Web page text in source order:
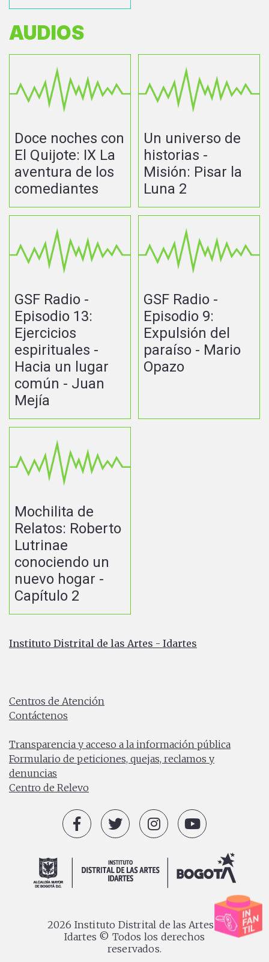
AUDIOS
Doce noches con
El Quijote: IX La
aventura de los
comediantes
Un universo de
historias -
Misión: Pisar la
Luna 2
GSF Radio -
Episodio 13:
Ejercicios
espirituales -
Hacia un lugar
común - Juan
Mejía
GSF Radio -
Episodio 9:
Expulsión del
paraíso - Mario
Opazo
Mochilita de
Relatos: Roberto
Lutrinae
conociendo un
nuevo hogar -
Capítulo 2
Instituto Distrital de las Artes - Idartes
Centros de Atención
Contáctenos
Transparencia y acceso a la información pública
Formulario de peticiones, quejas, reclamos y
denuncias
Centro de Relevo
2026 Instituto Distrital de las Artes -
Idartes © Todos los derechos
reservados.